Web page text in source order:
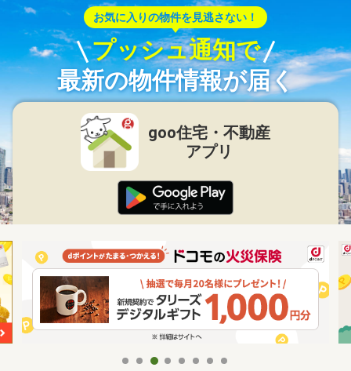
お気に入りの物件を見逃さない！
プッシュ通知で
最新の物件情報が届く
goo住宅・不動産
アプリ